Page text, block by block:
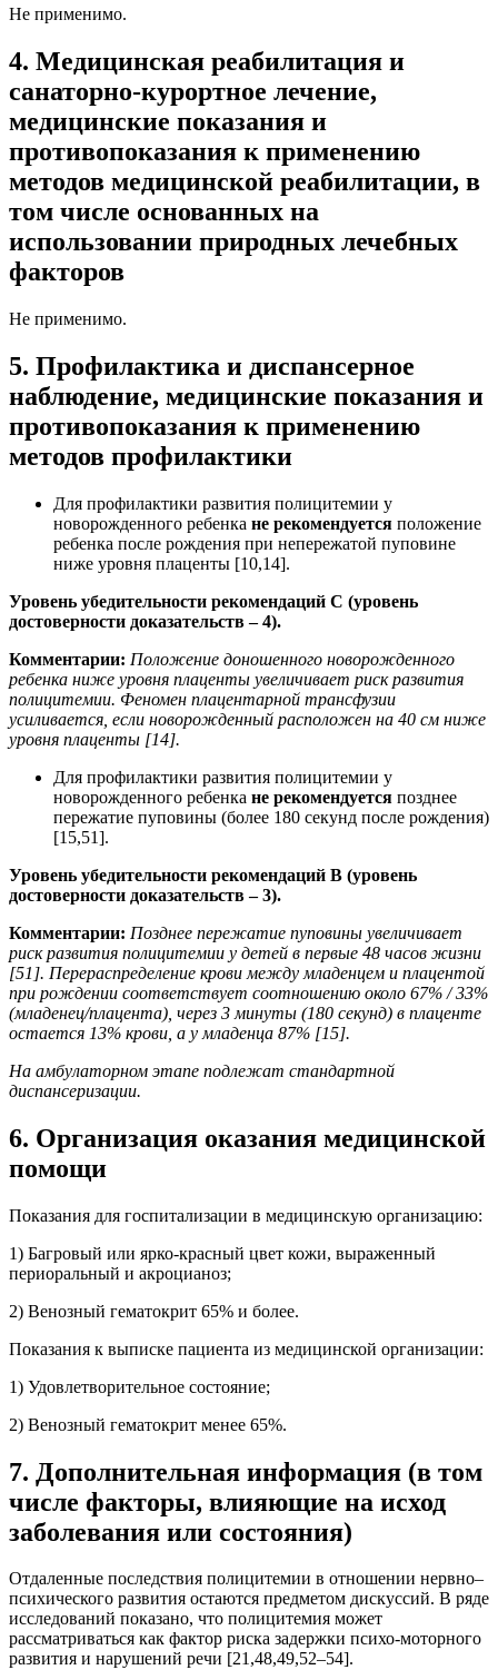
Не применимо.
4. Медицинская реабилитация и
санаторно-курортное лечение,
медицинские показания и
противопоказания к применению
методов медицинской реабилитации, в
том числе основанных на
использовании природных лечебных
факторов
Не применимо.
5. Профилактика и диспансерное
наблюдение, медицинские показания и
противопоказания к применению
методов профилактики
Для профилактики развития полицитемии у
новорожденного ребенка не рекомендуется положение
ребенка после рождения при непережатой пуповине
ниже уровня плаценты [10,14].
Уровень убедительности рекомендаций С (уровень
достоверности доказательств – 4).
Комментарии: Положение доношенного новорожденного
ребенка ниже уровня плаценты увеличивает риск развития
полицитемии. Феномен плацентарной трансфузии
усиливается, если новорожденный расположен на 40 см ниже
уровня плаценты [14].
Для профилактики развития полицитемии у
новорожденного ребенка не рекомендуется позднее
пережатие пуповины (более 180 секунд после рождения)
[15,51].
Уровень убедительности рекомендаций В (уровень
достоверности доказательств – 3).
Комментарии: Позднее пережатие пуповины увеличивает
риск развития полицитемии у детей в первые 48 часов жизни
[51]. Перераспределение крови между младенцем и плацентой
при рождении соответствует соотношению около 67% / 33%
(младенец/плацента), через 3 минуты (180 секунд) в плаценте
остается 13% крови, а у младенца 87% [15].
На амбулаторном этапе подлежат стандартной
диспансеризации.
6. Организация оказания медицинской
помощи
Показания для госпитализации в медицинскую организацию:
1) Багровый или ярко-красный цвет кожи, выраженный
периоральный и акроцианоз;
2) Венозный гематокрит 65% и более.
Показания к выписке пациента из медицинской организации:
1) Удовлетворительное состояние;
2) Венозный гематокрит менее 65%.
7. Дополнительная информация (в том
числе факторы, влияющие на исход
заболевания или состояния)
Отдаленные последствия полицитемии в отношении нервно–
психического развития остаются предметом дискуссий. В ряде
исследований показано, что полицитемия может
рассматриваться как фактор риска задержки психо-моторного
развития и нарушений речи [21,48,49,52–54].